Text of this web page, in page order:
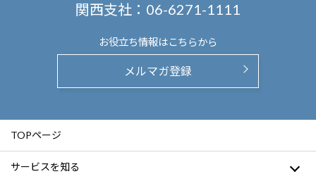
関西支社： 06-6271-1111
お役立ち情報はこちらから
メルマガ登録
TOPページ
サービスを知る